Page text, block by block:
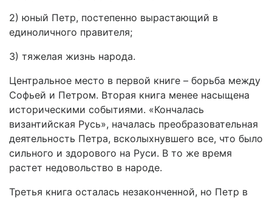
2) юный Петр, постепенно вырастающий в
единоличного правителя;
3) тяжелая жизнь народа.
Центральное место в первой книге – борьба между
Софьей и Петром. Вторая книга менее насыщена
историческими событиями. «Кончалась
византийская Русь», началась преобразовательная
деятельность Петра, всколыхнувшего все, что было
сильного и здорового на Руси. В то же время
растет недовольство в народе.
Третья книга осталась незаконченной, но Петр в